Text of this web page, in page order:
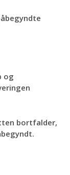
og
bortfalder,